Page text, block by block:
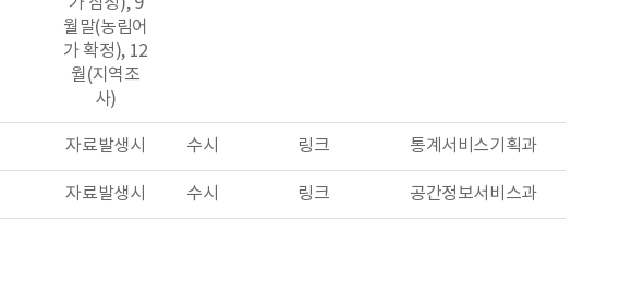
월말(농림어
가 확정), 12
월(지역조
사)
자료발생시 수시 링크 통계서비스기획과
자료발생시 수시 링크 공간정보서비스과